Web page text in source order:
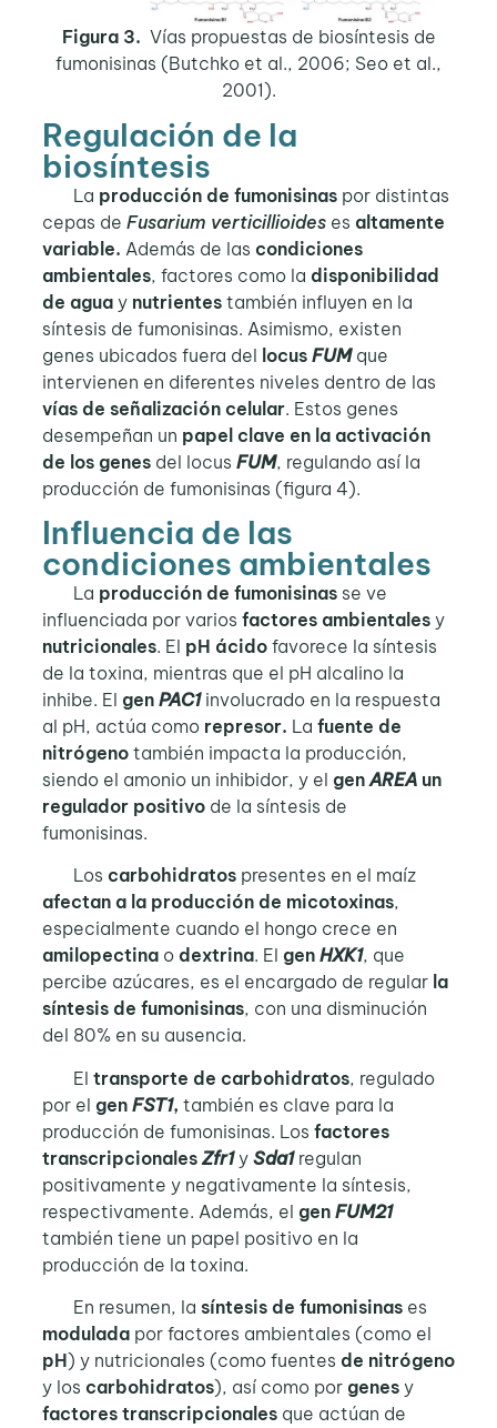
Figura 3. Vías propuestas de biosíntesis de
fumonisinas (Butchko et al., 2006; Seo et al.,
2001).
Regulación de la
biosíntesis
La producción de fumonisinaspor distintas
cepas de Fusarium verticillioideses altamente
variable. Además de las condiciones
ambientales, factores como la disponibilidad
de aguay nutrientestambién influyen en la
síntesis de fumonisinas. Asimismo, existen
genes ubicados fuera del locus FUMque
intervienen en diferentes niveles dentro de las
vías de señalización celular. Estos genes
desempeñan un papel clave en la activación
de los genesdel locus FUM, regulando así la
producción de fumonisinas (figura 4).
Influencia de las
condiciones ambientales
La producción de fumonisinasse ve
influenciada por varios factores ambientalesy
nutricionales. El pH ácidofavorece la síntesis
de la toxina, mientras que el pH alcalino la
inhibe. El gen PAC1involucrado en la respuesta
al pH, actúa como represor. La fuente de
nitrógenotambién impacta la producción,
siendo el amonio un inhibidor, y el gen AREA un
regulador positivo de la síntesis de
fumonisinas.
Los carbohidratospresentes en el maíz
afectan a la producción de micotoxinas,
especialmente cuando el hongo crece en
amilopectinao dextrina. El gen HXK1, que
percibe azúcares, es el encargado de regularla
síntesis de fumonisinas, con una disminución
del 80% en su ausencia.
El transporte de carbohidratos, regulado
por el gen FST1, también es clave para la
producción de fumonisinas. Los factores
transcripcionales Zfr1 y Sda1regulan
positivamente y negativamente la síntesis,
respectivamente. Además, el gen FUM21
también tiene un papel positivo en la
producción de la toxina.
En resumen, la síntesis de fumonisinases
moduladapor factores ambientales (como el
pH) y nutricionales (como fuentes de nitrógeno
y los carbohidratos), así como por genes y
factores transcripcionalesque actúan de